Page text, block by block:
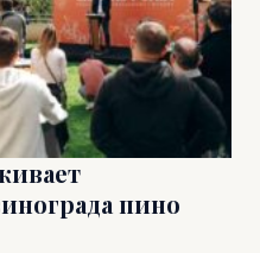
пино